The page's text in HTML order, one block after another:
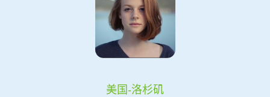
美国-洛杉矶